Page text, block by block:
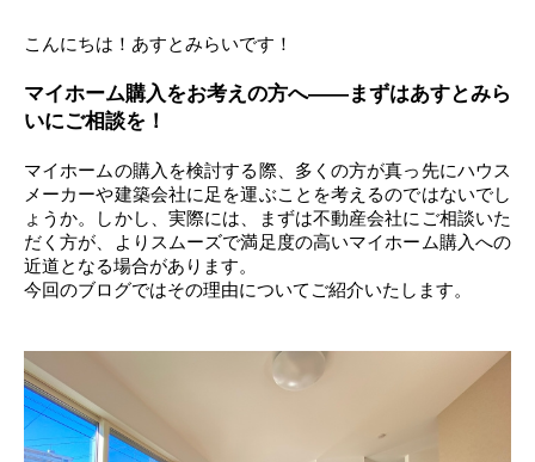
こんにちは！あすとみらいです！
マイホーム購入をお考えの方へ——まずはあすとみら
いにご相談を！
マイホームの購入を検討する際、多くの方が真っ先にハウス
メーカーや建築会社に足を運ぶことを考えるのではないでし
ょうか。しかし、実際には、まずは不動産会社にご相談いた
だく方が、よりスムーズで満足度の高いマイホーム購入への
近道となる場合があります。
今回のブログではその理由についてご紹介いたします。